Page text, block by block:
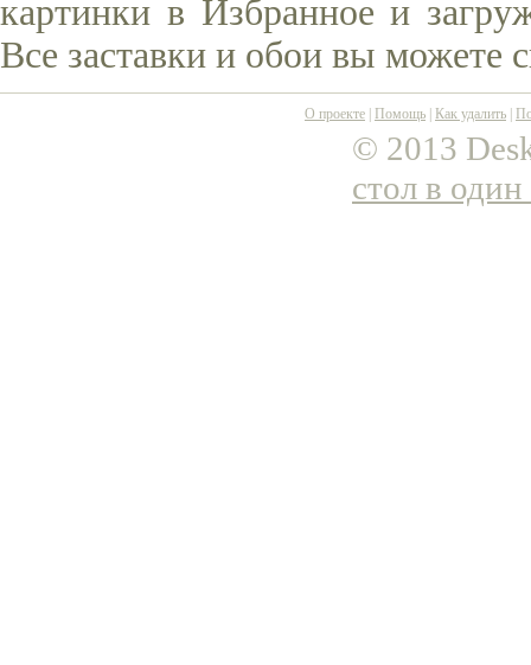
картинки в Избранное и
Все заставки и обои вы можете
О проекте Помощь Как удалить
© 2013
стол в